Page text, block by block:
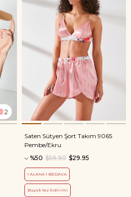
2
Saten Sütyen Şort Takım 9065
Pembe/Ekru
%50
$29.95
$59.90
1 ALANA 1 BEDAVA
Büyük Yaz İndirimi